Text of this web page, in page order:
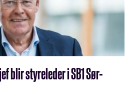
blir styreleder i SB1 Sør-